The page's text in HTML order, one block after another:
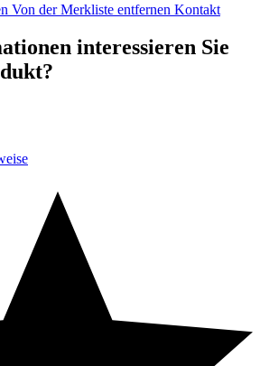
Von der Merkliste entfernen Kontakt
interessieren Sie